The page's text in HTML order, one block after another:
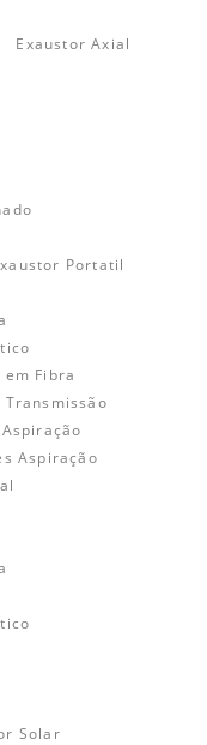
Exaustor Axial
Portatil
Fibra
Aspiração
Solar